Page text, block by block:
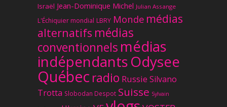
Israël Jean-Dominique Michel Julian Assange
L'Échiquier mondial LBRY Monde médias
alternatifs médias
conventionnels médias
indépendantsOdysee
Québec radio Russie Silvano
Trotta Slobodan Despot Suisse Sylvain